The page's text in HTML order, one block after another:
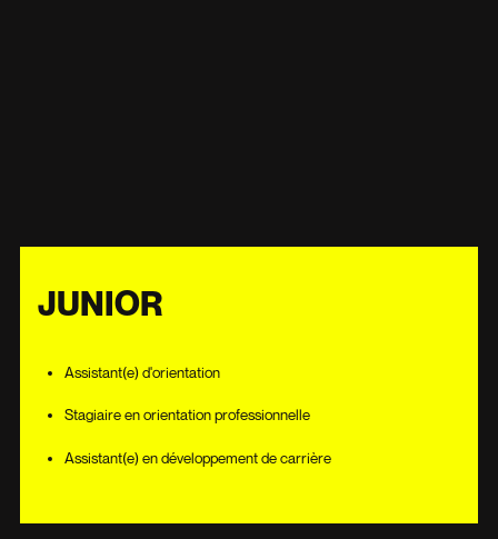
JUNIOR
Assistant(e) d'orientation
Stagiaire en orientation professionnelle
Assistant(e) en développement de carrière